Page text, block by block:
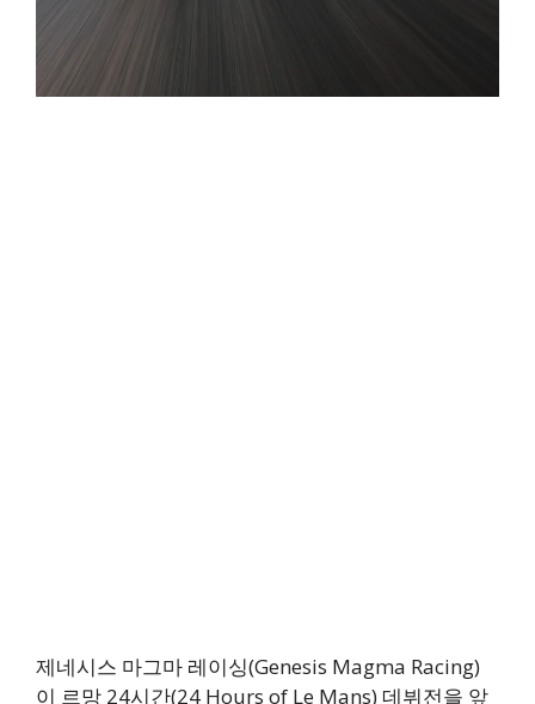
제네시스 마그마 레이싱(Genesis Magma Racing)
이 르망 24시간(24 Hours of Le Mans) 데뷔전을 앞